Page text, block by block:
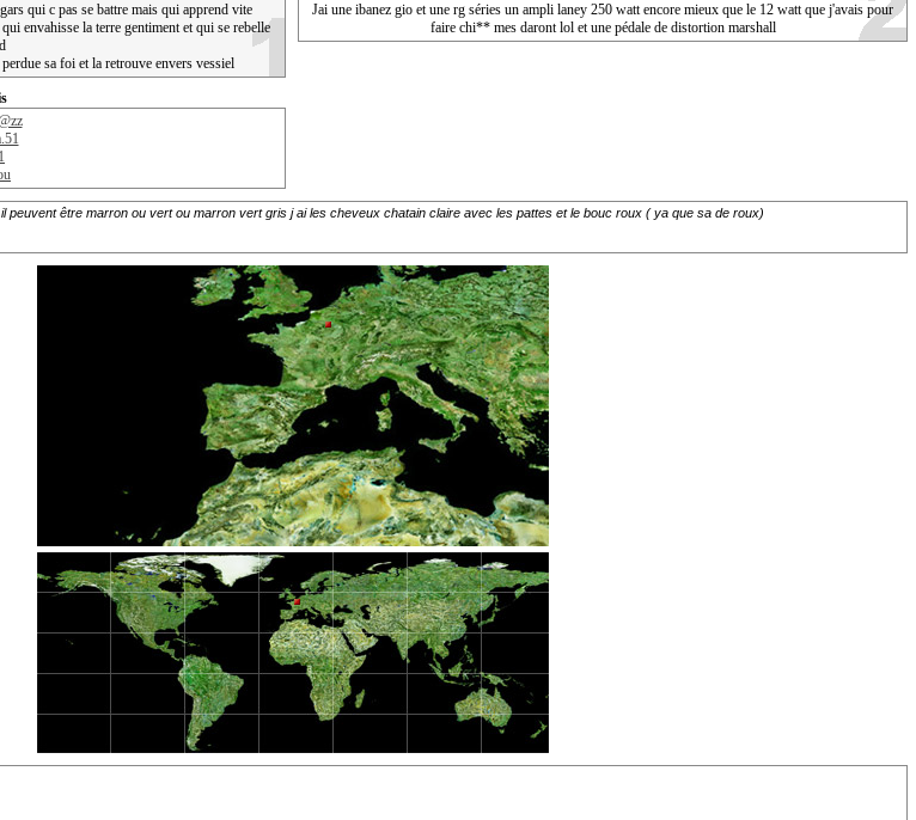
qui c pas se battre mais qui apprend vite
envahisse la terre gentiment et qui se rebelle
sa foi et la retrouve envers vessiel
Jai une ibanez gio et une rg séries un ampli laney 250 watt encore mieux que le 12 watt que j'avais pour
faire chi** mes daront lol et une pédale de distortion marshall
peuvent être marron ou vert ou marron vert gris j ai les cheveux chatain claire avec les pattes et le bouc roux ( ya que sa de roux)